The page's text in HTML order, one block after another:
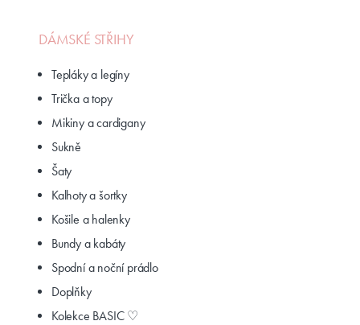
DÁMSKÉ STŘIHY
Tepláky a legíny
Trička a topy
Mikiny a cardigany
Sukně
Šaty
Kalhoty a šortky
Košile a halenky
Bundy a kabáty
Spodní a noční prádlo
Doplňky
Kolekce BASIC ♡